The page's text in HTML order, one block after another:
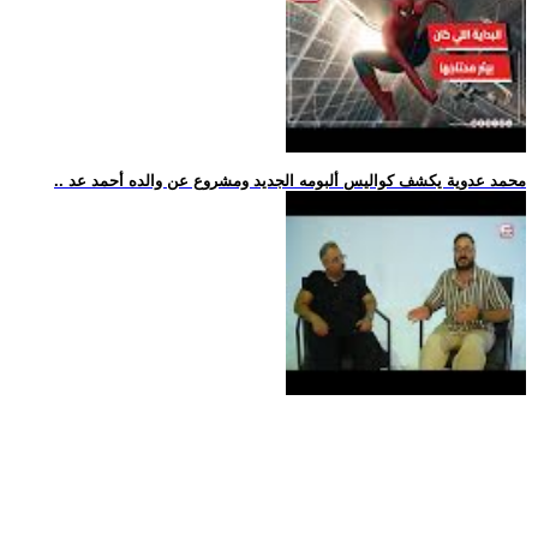
.. محمد عدوية يكشف كواليس ألبومه الجديد ومشروع عن والده أحمد عد